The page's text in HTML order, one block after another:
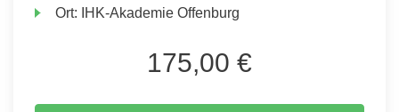
Ort: IHK-Akademie Offenburg
175,00 €